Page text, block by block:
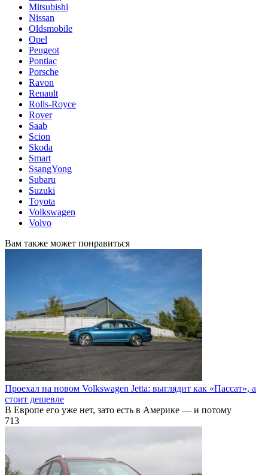
Mitsubishi
Nissan
Oldsmobile
Opel
Peugeot
Pontiac
Porsche
Ravon
Renault
Rolls-Royce
Rover
Saab
Scion
Skoda
Smart
SsangYong
Subaru
Suzuki
Toyota
Volkswagen
Volvo
Вам также может понравиться
Проехал на новом Volkswagen Jetta: выглядит как «Пассат», а
стоит дешевле
В Европе его уже нет, зато есть в Америке — и потому
713